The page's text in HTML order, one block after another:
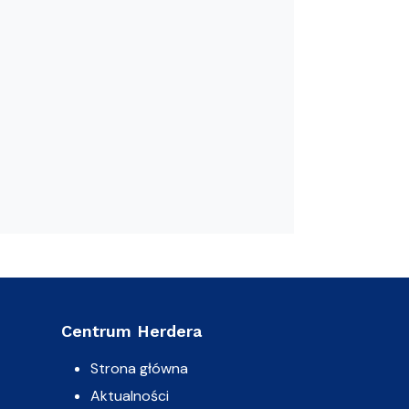
Centrum Herdera
Strona główna
Aktualności